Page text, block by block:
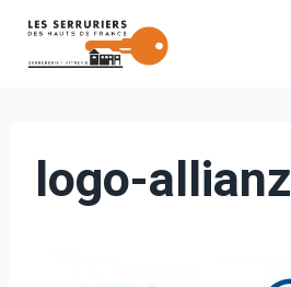
Aller
logo-allianz